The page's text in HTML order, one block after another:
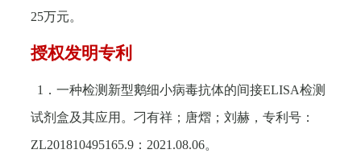
25万元。
授权发明专利
1 ．一种检测新型鹅细小病毒抗体的间接ELISA检测
试剂盒及其应用。刁有祥；唐熠；刘赫，专利号：
ZL201810495165.9： 2021.08.06。